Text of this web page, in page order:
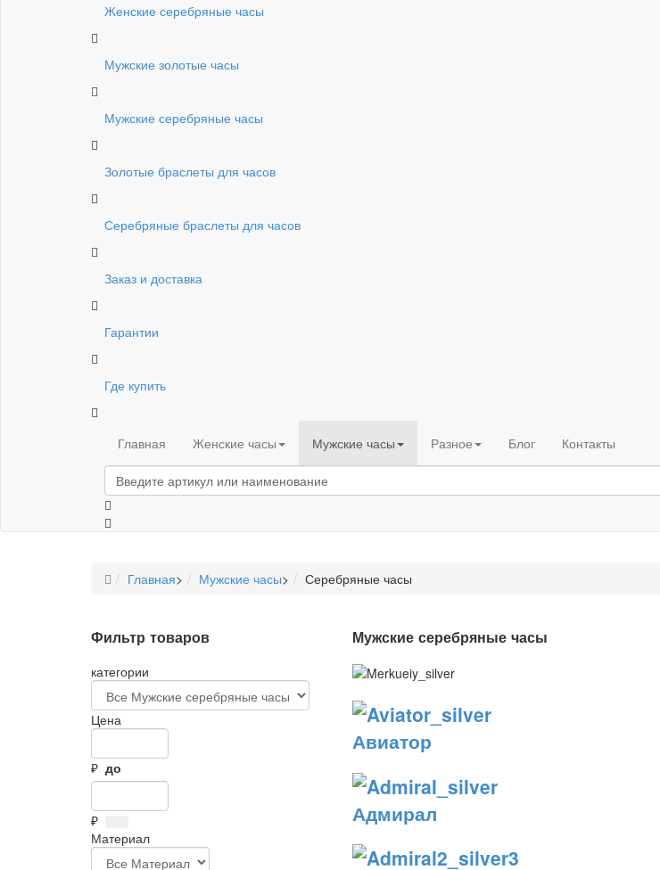
Женские серебряные часы
Мужские золотые часы
Мужские серебряные часы
Золотые браслеты для часов
Серебряные браслеты для часов
Заказ и доставка
Гарантии
Где купить
Главная Женские часы Мужские часы Разное Блог Контакты
Главная> Мужские часы> Серебряные часы
Фильтр товаров
категории
Цена
₽ до
₽
Материал
Мужские серебряные часы
Авиатор
Адмирал